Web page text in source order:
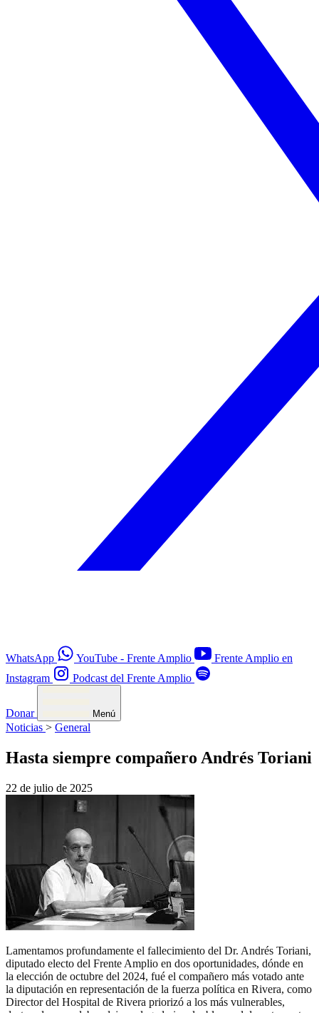
WhatsApp YouTube - Frente Amplio
Frente Amplio en
Instagram
Podcast del Frente Amplio
Donar Menú
Noticias > General
Hasta siempre compañero Andrés Toriani
22 de julio de 2025
Lamentamos profundamente el fallecimiento del Dr. Andrés Toriani,
diputado electo del Frente Amplio en dos oportunidades, dónde en
la elección de octubre del 2024, fué el compañero más votado ante
la diputación en representación de la fuerza política en Rivera, como
Director del Hospital de Rivera priorizó a los más vulnerables,